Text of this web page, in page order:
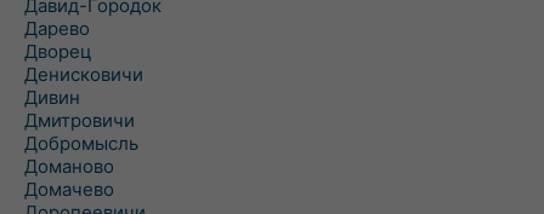
Давид-Городок
Дарево
Дворец
Денисковичи
Дивин
Дмитровичи
Добромысль
Доманово
Домачево